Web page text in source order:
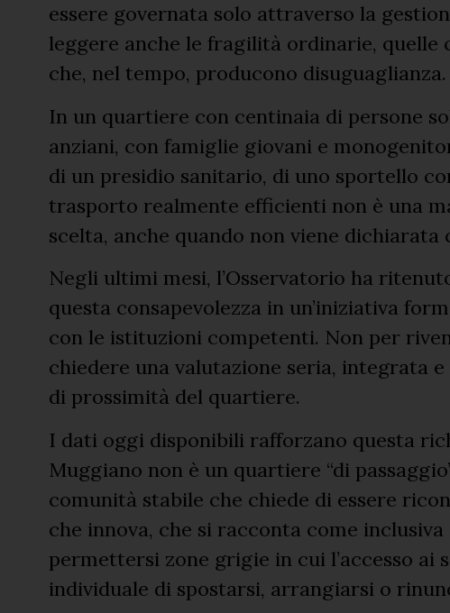
essere governata solo attraverso la
leggere anche le fragilità ordinarie, quelle
che, nel tempo, producono disuguaglianza.
In un quartiere con centinaia di persone
anziani, con famiglie giovani e
di un presidio sanitario, di uno sportello
trasporto realmente efficienti non è una
scelta, anche quando non viene dichiarata
Negli ultimi mesi, l’Osservatorio ha
questa consapevolezza in un’iniziativa
con le istituzioni competenti. Non per
chiedere una valutazione seria, integrata
di prossimità del quartiere.
I dati oggi disponibili rafforzano questa
Muggiano non è un quartiere “di
comunità stabile che chiede di essere
che innova, che si racconta come
permettersi zone grigie in cui l’accesso ai
individuale di spostarsi, arrangiarsi o